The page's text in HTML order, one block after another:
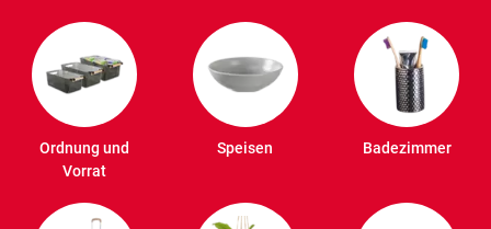
Ordnung und
Vorrat
Speisen Badezimmer